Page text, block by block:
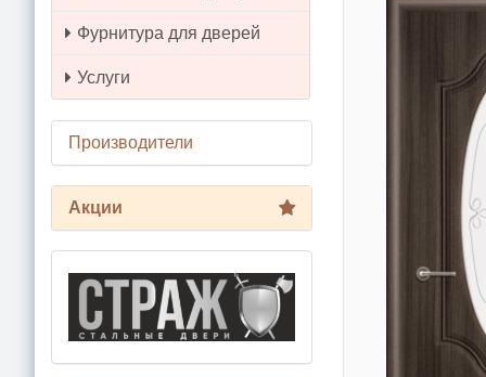
Фурнитура для дверей
Услуги
Производители
Акции